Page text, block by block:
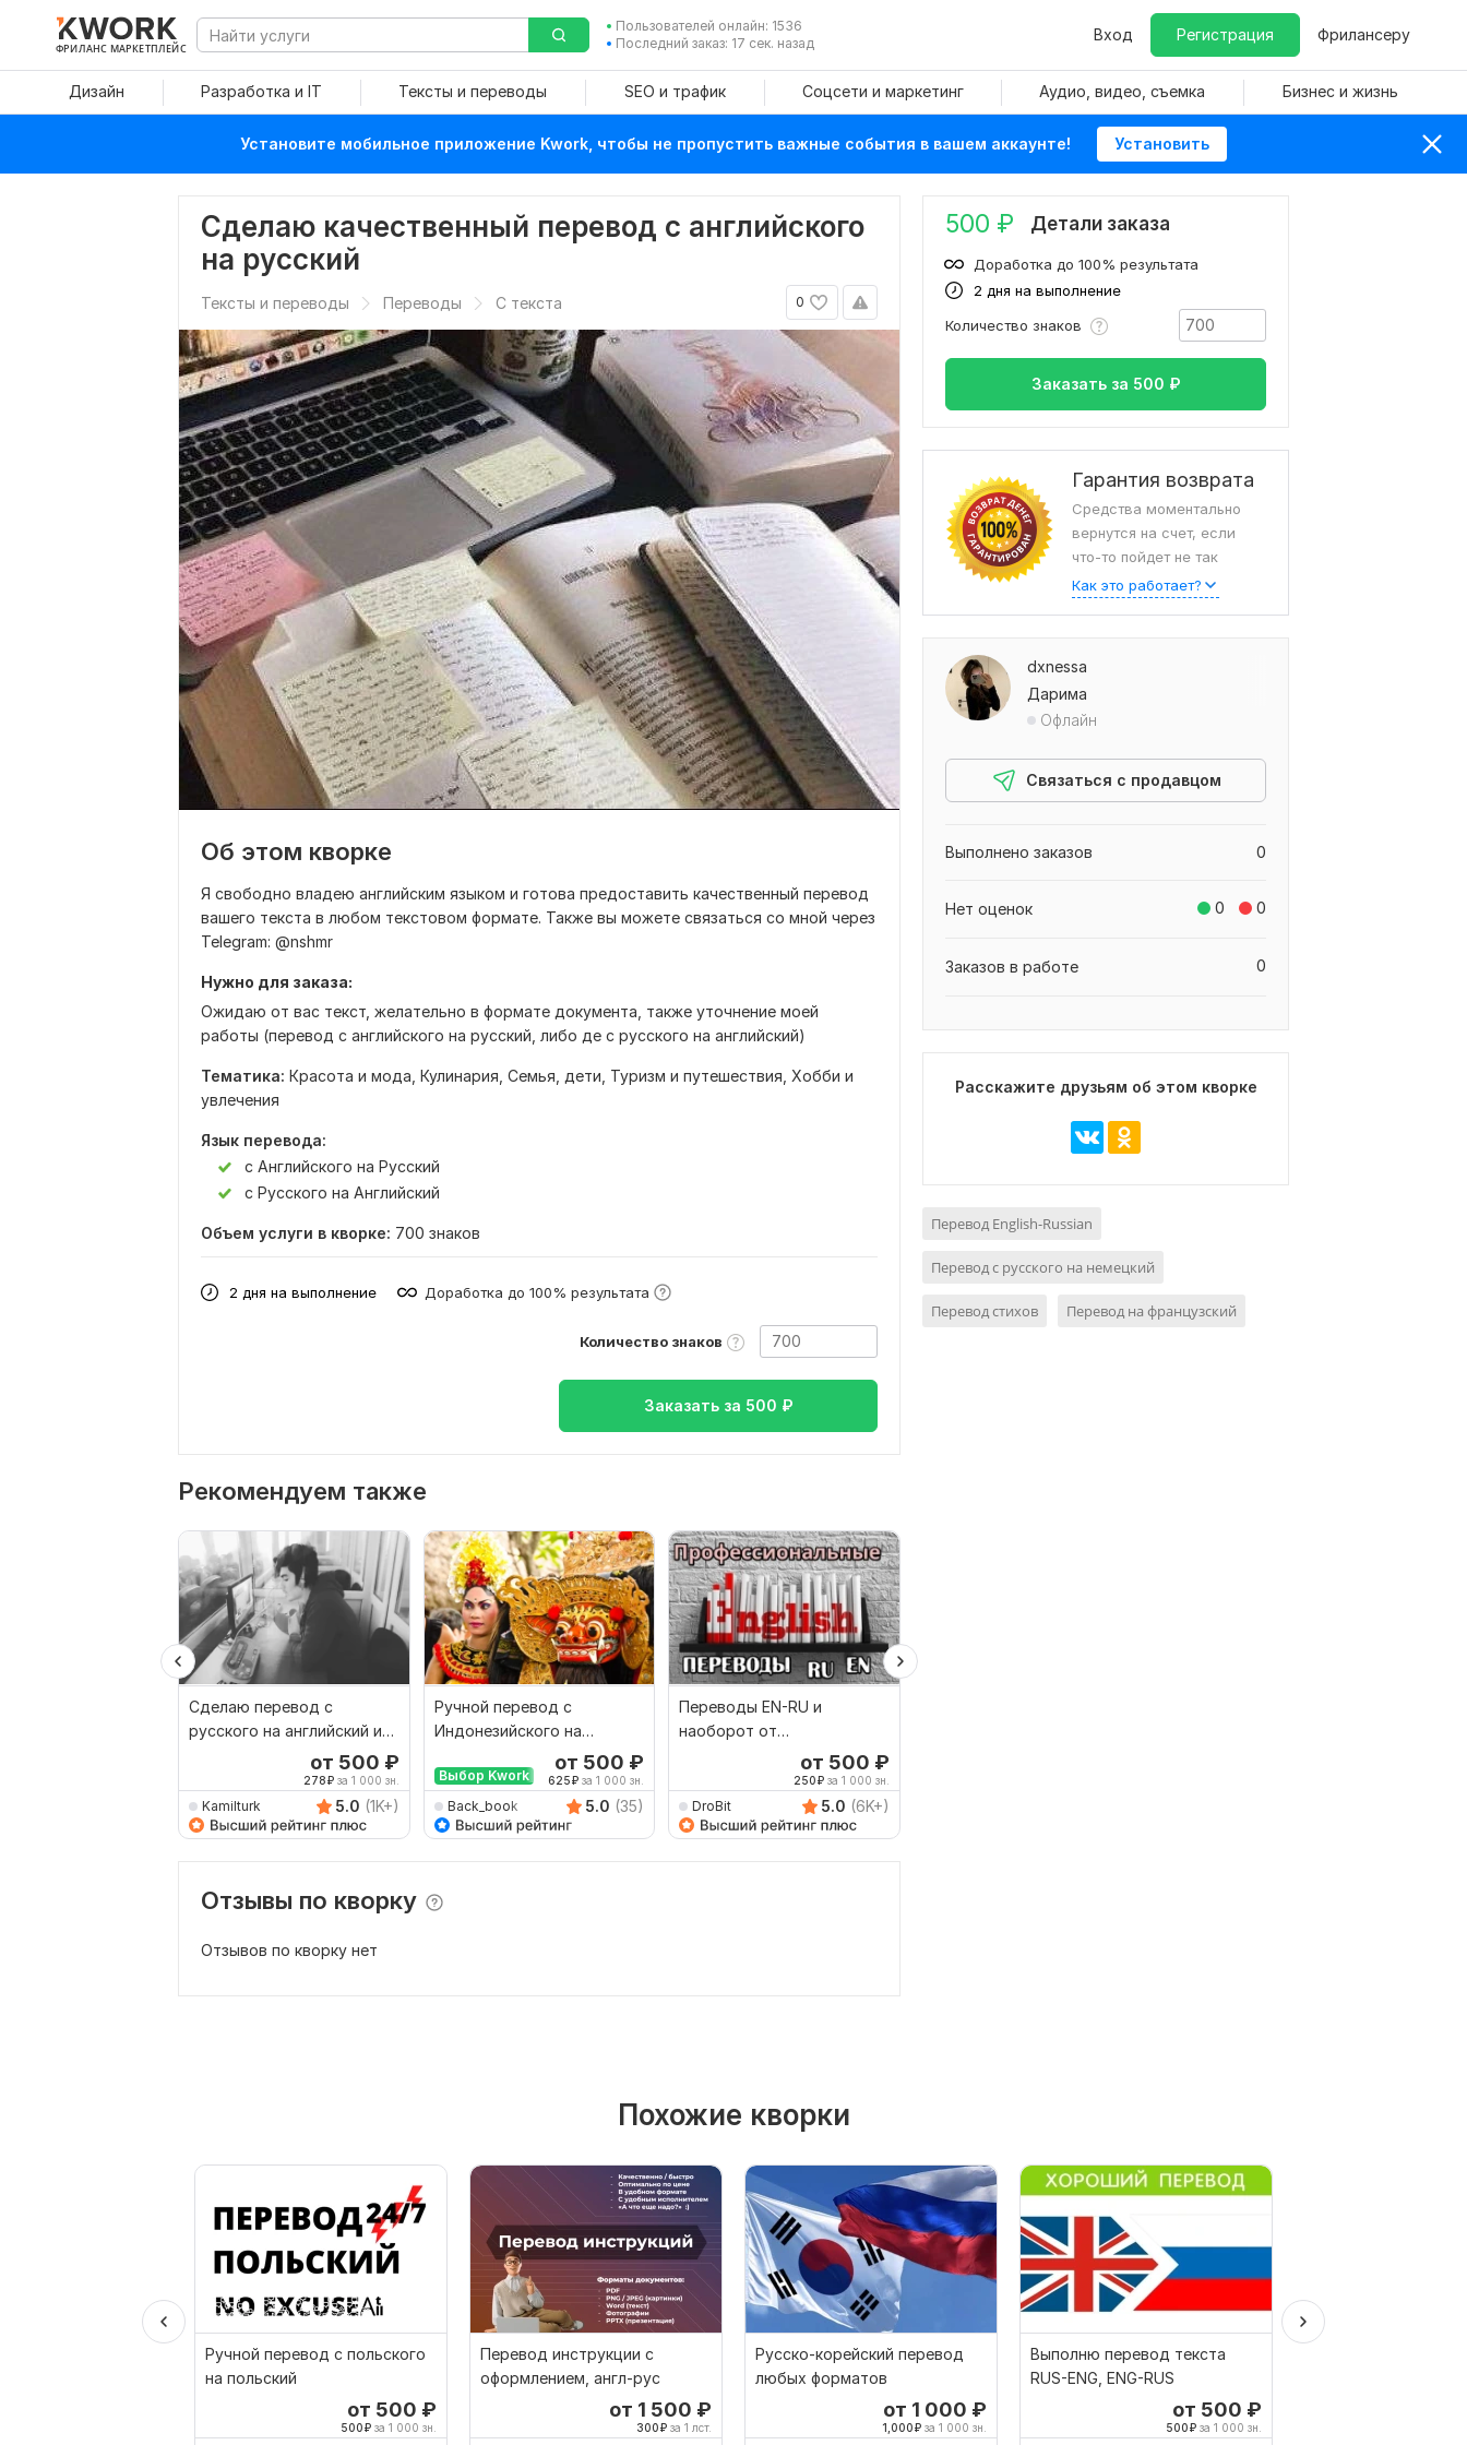
ФРИЛАНС МАРКЕТПЛЕЙС
Пользователей онлайн: 1536
Последний заказ: 17 сек. назад
Вход Регистрация Фрилансеру
Дизайн Разработка и IT Тексты и переводы SEO и трафик Соцсети и маркетинг Аудио, видео, съемка Бизнес и жизнь
Установите мобильное приложение Kwork, чтобы не пропустить важные события в вашем аккаунте! Установить
Сделаю качественный перевод с английского
на русский
0
Тексты и переводы Переводы С текста
Об этом кворке
Я свободно владею английским языком и готова предоставить качественный перевод
вашего текста в любом текстовом формате. Также вы можете связаться со мной через
Telegram: @nshmr
Нужно для заказа:
Ожидаю от вас текст, желательно в формате документа, также уточнение моей
работы (перевод с английского на русский, либо де с русского на английский)
Тематика: Красота и мода, Кулинария, Семья, дети, Туризм и путешествия, Хобби и
увлечения
Язык перевода:
с Английского на Русский
с Русского на Английский
Объем услуги в кворке: 700 знаков
2 дня на выполнение Доработка до 100% результата
Количество знаков
Заказать за 500 ₽
Рекомендуем также
Сделаю перевод с
русского на английский и
от 500 ₽
278₽за 1 000 зн.
Kamilturk 5.0 (1K+)
Ручной перевод с
Индонезийского на
Русский и наоборот
Выбор Kwork
от 500 ₽
625₽ за 1 000 зн.
Back_book 5.0 (35)
Переводы EN-RU и
наоборот от
от 500 ₽
250₽за 1 000 зн.
DroBit 5.0 (6K+)
Отзывы по кворку
Отзывов по кворку нет
500 ₽ Детали заказа
2 дня на выполнение
Доработка до 100% результата
Количество знаков
Заказать за 500 ₽
Гарантия возврата
Средства моментально
вернутся на счет, если
что-то пойдет не так
Как это работает?
dxnessa
Дарима
Офлайн
Связаться с продавцом
0
Выполнено заказов
0 0
Нет оценок
0
Заказов в работе
Расскажите друзьям об этом кворке
Перевод English-Russian
Перевод с русского на немецкий
Перевод стихов Перевод на французский
Похожие кворки
Ручной перевод с польского
на польский
от 500 ₽
500₽ за 1 000 зн.
Перевод инструкции с
оформлением, англ-рус
от 1 500 ₽
300₽ за 1 лст.
Русско-корейский перевод
любых форматов
от 1 000 ₽
1,000₽ за 1 000 зн.
Выполню перевод текста
RUS-ENG, ENG-RUS
от 500 ₽
500₽ за 1 000 зн.